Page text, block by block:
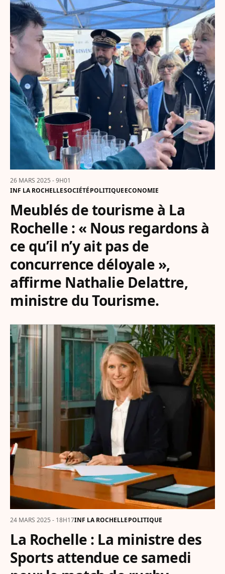
26 MARS 2025 - 9H01
INF LA ROCHELLESOCIÉTÉPOLITIQUEECONOMIE
Meublés de tourisme à La
Rochelle : « Nous regardons à
ce qu’il n’y ait pas de
concurrence déloyale »,
affirme Nathalie Delattre,
ministre du Tourisme.
24 MARS 2025 - 18H17INF LA ROCHELLEPOLITIQUE
La Rochelle : La ministre des
Sports attendue ce samedi